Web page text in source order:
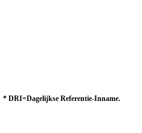
* DRI=Dagelijkse Referentie-Inname.